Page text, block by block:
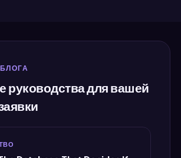
за рекомендацию. MyJet24
получает заслугу за
получает заслугу за то, что не
руководства для вашей